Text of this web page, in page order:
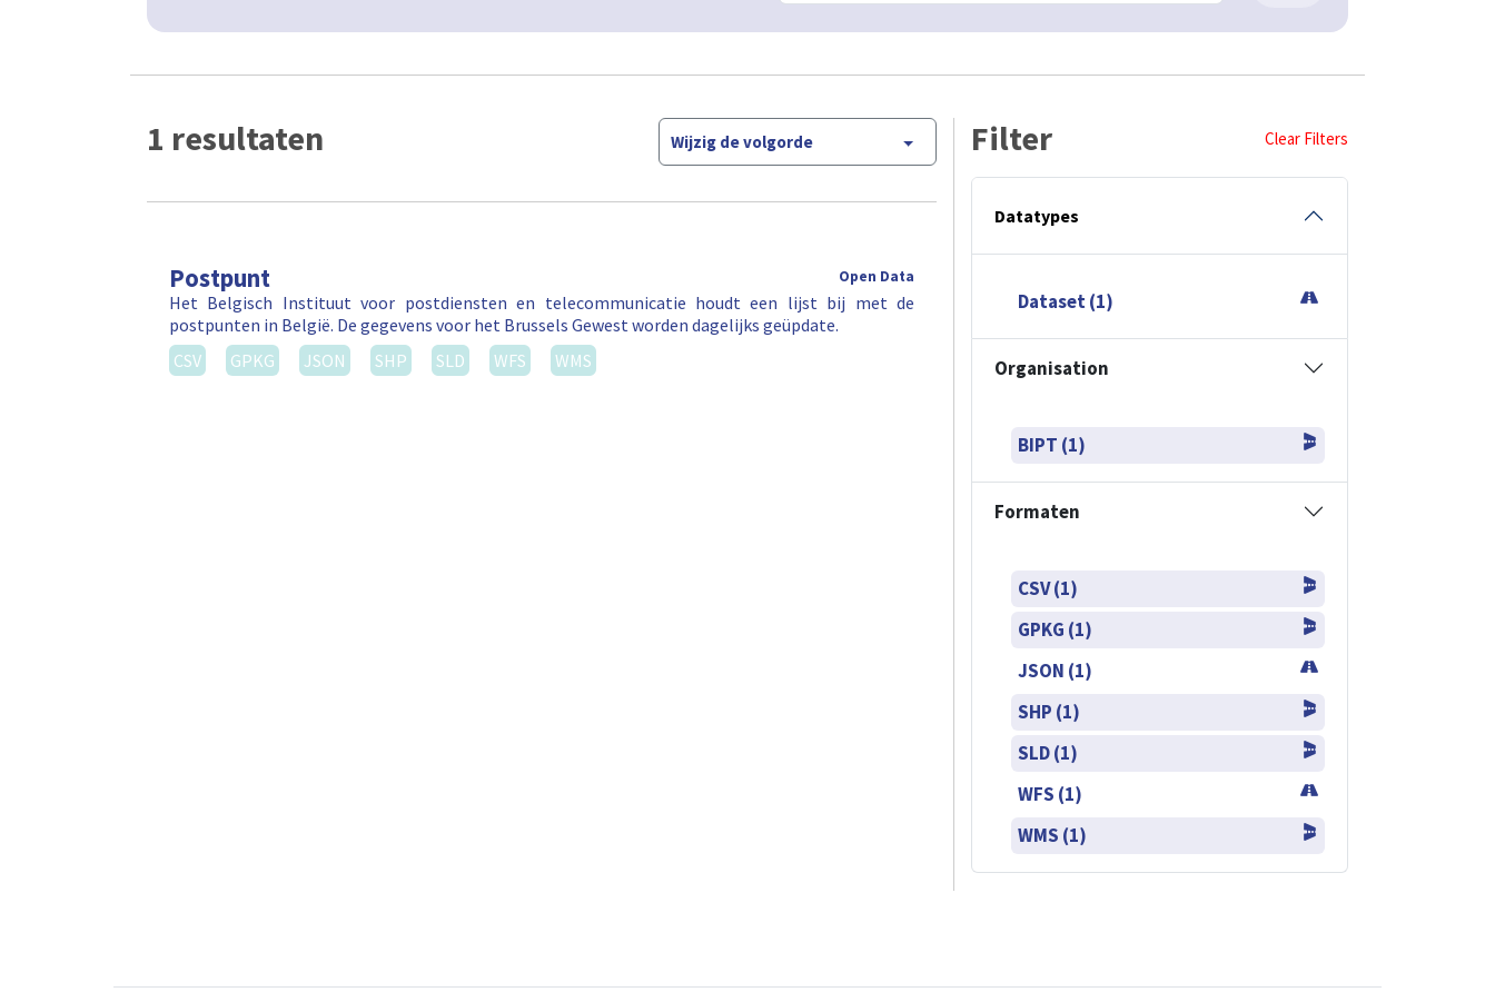
1 resultaten Wijzig de volgorde
Postpunt Open Data
Het Belgisch Instituut voor postdiensten en telecommunicatie houdt een lijst bij met de
postpunten in België. De gegevens voor het Brussels Gewest worden dagelijks geüpdate.
CSV
GPKG JSON SHP SLD WFS WMS
Filter Clear Filters
Datatypes
Dataset (1)
Organisation
BIPT (1)
Formaten
CSV (1)
GPKG (1)
JSON (1)
SHP (1)
SLD (1)
WFS (1)
WMS (1)